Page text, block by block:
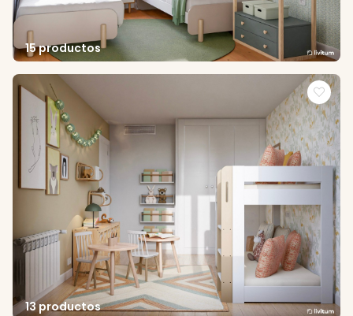
15 productos
13 productos